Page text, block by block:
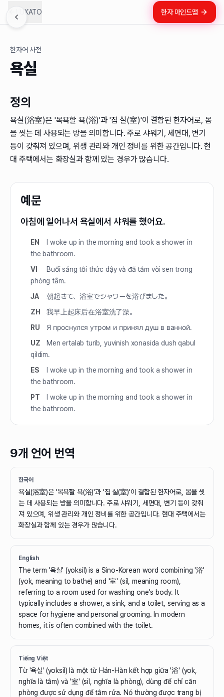
LUKATO 한자 마인드맵
한자어 사전
욕실
정의
욕실(浴室)은 '목욕할 욕(浴)'과 '집 실(室)'이 결합된 한자어로, 몸
을 씻는 데 사용되는 방을 의미합니다. 주로 샤워기, 세면대, 변기
등이 갖춰져 있으며, 위생 관리와 개인 정비를 위한 공간입니다. 현
대 주택에서는 화장실과 함께 있는 경우가 많습니다.
예문
아침에 일어나서 욕실에서 샤워를 했어요.
EN
I woke up in the morning and took a shower in
the bathroom.
VI
Buổi sáng tôi thức dậy và đã tắm vòi sen trong
phòng tắm.
JA
朝起きて、浴室でシャワーを浴びました。
ZH
我早上起床后在浴室洗了澡。
RU
Я проснулся утром и принял душ в ванной.
UZ
Men ertalab turib, yuvinish xonasida dush qabul
qildim.
ES
I woke up in the morning and took a shower in
the bathroom.
PT
I woke up in the morning and took a shower in
the bathroom.
9개 언어 번역
한국어
욕실(浴室)은 '목욕할 욕(浴)'과 '집 실(室)'이 결합된 한자어로, 몸을 씻
는 데 사용되는 방을 의미합니다. 주로 샤워기, 세면대, 변기 등이 갖춰
져 있으며, 위생 관리와 개인 정비를 위한 공간입니다. 현대 주택에서는
화장실과 함께 있는 경우가 많습니다.
English
The term '욕실' (yoksil) is a Sino-Korean word combining '浴'
(yok, meaning to bathe) and '室' (sil, meaning room),
referring to a room used for washing one's body. It
typically includes a shower, a sink, and a toilet, serving as a
space for hygiene and personal grooming. In modern
homes, it is often combined with the toilet.
Tiếng Việt
Từ '욕실' (yoksil) là một từ Hán-Hàn kết hợp giữa '浴' (yok,
nghĩa là tắm) và '室' (sil, nghĩa là phòng), dùng để chỉ căn
phòng được sử dụng để tắm rửa. Nó thường được trang bị